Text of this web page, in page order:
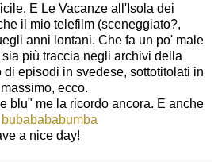
E Le Vacanze all'Isola dei
il mio telefilm (sceneggiato?,
anni lontani. Che fa un po' male
più traccia negli archivi della
di episodi in svedese, sottotitolati in
ecco.
blu" me la ricordo ancora. E anche
a nice day!